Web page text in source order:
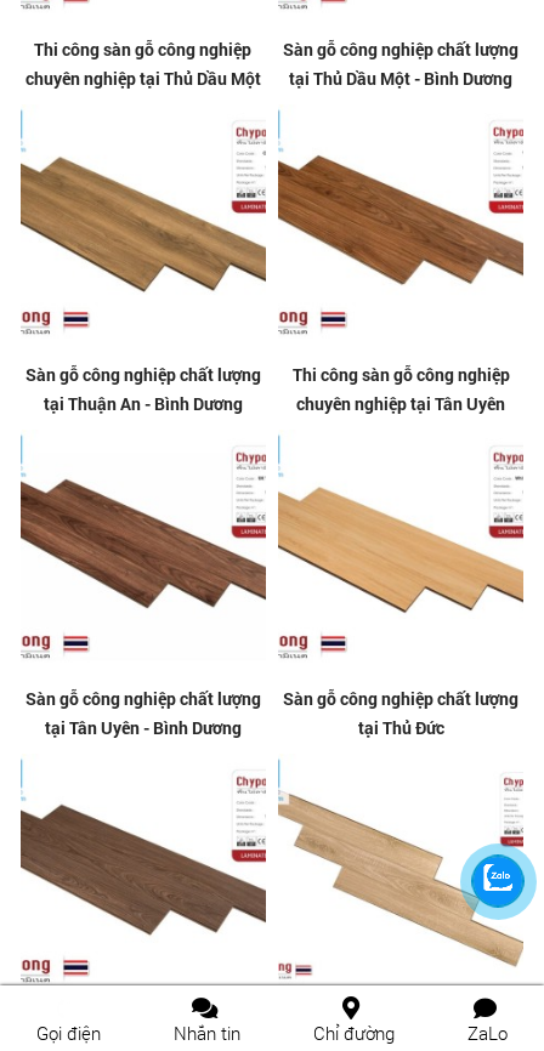
Thi công sàn gỗ công nghiệp
chuyên nghiệp tại Thủ Dầu Một
Sàn gỗ công nghiệp chất lượng
tại Thủ Dầu Một - Bình Dương
Sàn gỗ công nghiệp chất lượng
tại Thuận An - Bình Dương
Thi công sàn gỗ công nghiệp
chuyên nghiệp tại Tân Uyên
Sàn gỗ công nghiệp chất lượng
tại Tân Uyên - Bình Dương
Sàn gỗ công nghiệp chất lượng
tại Thủ Đức
Thi công sàn gỗ công nghiệp
Sàn gỗ công nghiệp chất lượng
Gọi điện Nhắn tin Chỉ đường ZaLo